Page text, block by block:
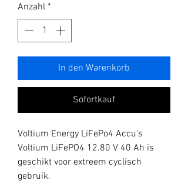
Anzahl *
In den Warenkorb
Sofortkauf
Voltium Energy LiFePo4 Accu's
Voltium LiFePO4 12.80 V 40 Ah is
geschikt voor extreem cyclisch
gebruik.